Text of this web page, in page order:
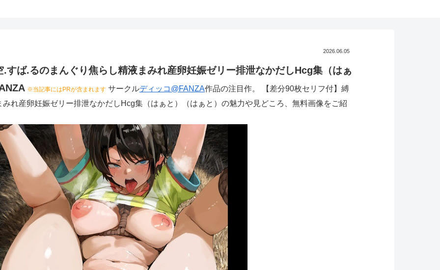
2026.06.05
.すば.るのまんぐり焦らし精液まみれ産卵妊娠ゼリー排泄なかだしHcg集（はぁ
※当記事にはPRが含まれます サークルディッコ@FANZA作品の注目作。 【差分90枚セリフ付】縛
れ産卵妊娠ゼリー排泄なかだしHcg集（はぁと）（はぁと）の魅力や見どころ、無料画像をご紹